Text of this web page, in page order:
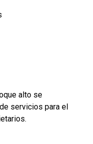
alto se
servicios para el